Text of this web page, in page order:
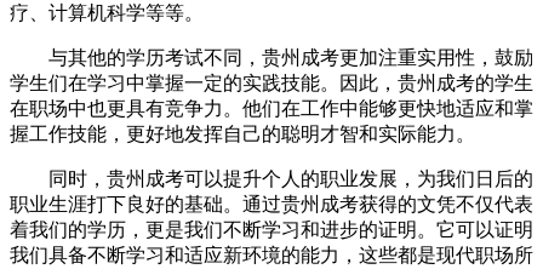
疗、计算机科学等等。
与其他的学历考试不同，贵州成考更加注重实用性，鼓励
学生们在学习中掌握一定的实践技能。因此，贵州成考的学生
在职场中也更具有竞争力。他们在工作中能够更快地适应和掌
握工作技能，更好地发挥自己的聪明才智和实际能力。
同时，贵州成考可以提升个人的职业发展，为我们日后的
职业生涯打下良好的基础。通过贵州成考获得的文凭不仅代表
着我们的学历，更是我们不断学习和进步的证明。它可以证明
我们具备不断学习和适应新环境的能力，这些都是现代职场所